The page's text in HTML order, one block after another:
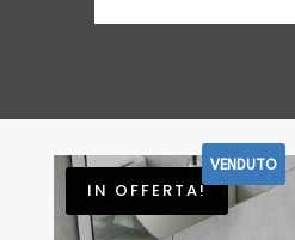
IN OFFERTA!
VENDUTO